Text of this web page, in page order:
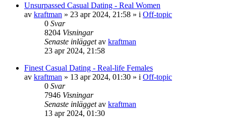
Unsurpassed Сasual Dating - Real Women
av kraftman » 23 apr 2024, 21:58 » i Off-topic
0 Svar
8204 Visningar
Senaste inläggetav kraftman
23 apr 2024, 21:58
Finest Сasual Dating - Real-life Females
av kraftman » 13 apr 2024, 01:30 » i Off-topic
0 Svar
7946 Visningar
Senaste inläggetav kraftman
13 apr 2024, 01:30